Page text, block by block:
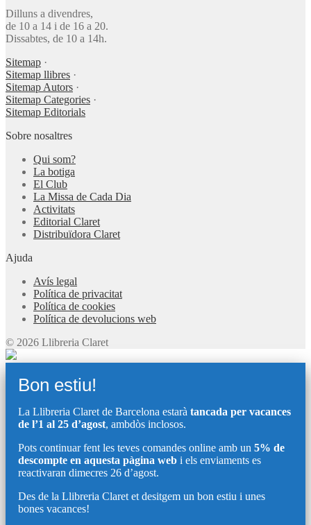
Dilluns a divendres,
de 10 a 14 i de 16 a 20.
Dissabtes, de 10 a 14h.
Sitemap ·
Sitemap llibres ·
Sitemap Autors ·
Sitemap Categories ·
Sitemap Editorials
Sobre nosaltres
Qui som?
La botiga
El Club
La Missa de Cada Dia
Activitats
Editorial Claret
Distribuïdora Claret
Ajuda
Avís legal
Política de privacitat
Política de cookies
Política de devolucions web
© 2026 Llibreria Claret
Bon estiu!
La Llibreria Claret de Barcelona estarà tancada per vacances
de l’1 al 25 d’agost, ambdòs inclosos.
Pots continuar fent les teves comandes online amb un 5% de
descompte en aquesta pàgina web i els enviaments es
reactivaran dimecres 26 d’agost.
Des de la Llibreria Claret et desitgem un bon estiu i unes
bones vacances!